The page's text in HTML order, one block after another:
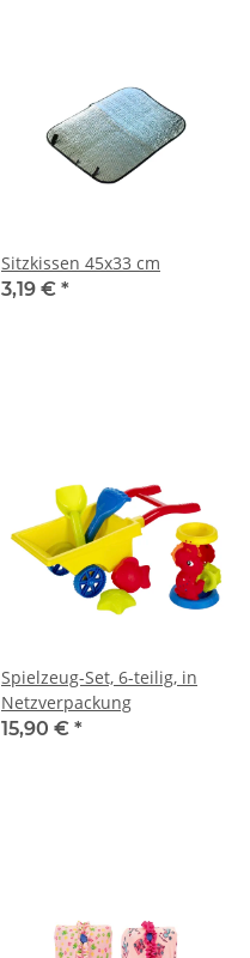
Sitzkissen 45x33 cm
3,19 € *
Spielzeug-Set, 6-teilig, in
Netzverpackung
15,90 € *